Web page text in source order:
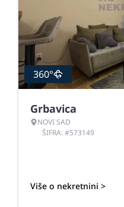
360°
Grbavica
NOVI SAD
ŠIFRA: #573149
Više o nekretnini >